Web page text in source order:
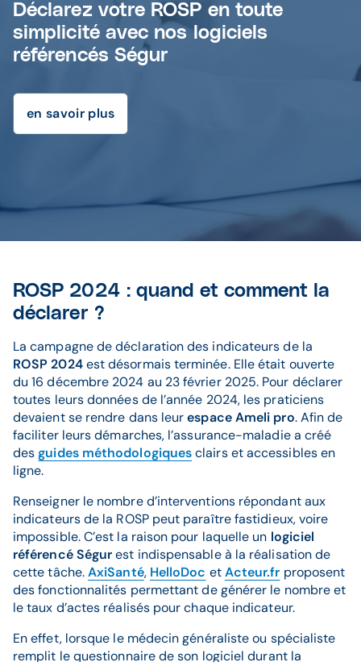
Déclarez votre ROSP en toute
simplicité avec nos logiciels
référencés Ségur
en savoir plus
ROSP 2024 : quand et comment la
déclarer ?
La campagne de déclaration des indicateurs de la
ROSP 2024est désormais terminée. Elle était ouverte
du 16 décembre 2024 au 23 février 2025. Pour déclarer
toutes leurs données de l’année 2024, les praticiens
devaient se rendre dans leurespace Ameli pro. Afin de
faciliter leurs démarches, l’assurance-maladie a créé
desguides méthodologiquesclairs et accessibles en
ligne.
Renseigner le nombre d’interventions répondant aux
indicateurs de la ROSP peut paraître fastidieux, voire
impossible. C’est la raison pour laquelle un logiciel
référencé Ségurest indispensable à la réalisation de
cette tâche.AxiSanté, HelloDoc etActeur.fr proposent
des fonctionnalités permettant de générer le nombre et
le taux d’actes réalisés pour chaque indicateur.
En effet, lorsque le médecin généraliste ou spécialiste
remplit le questionnaire de son logiciel durant la